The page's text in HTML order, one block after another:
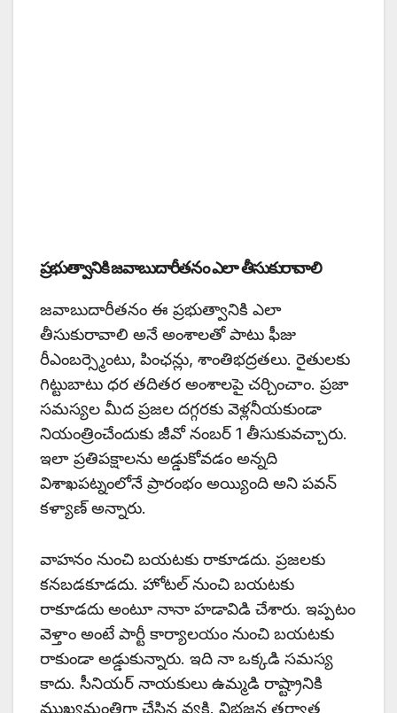
ప్రభుత్వానికి జవాబుదారీతనం ఎలా తీసుకురావాలి
జవాబుదారీతనం ఈ ప్రభుత్వానికి ఎలా
తీసుకురావాలి అనే అంశాలతో పాటు ఫీజు
రీఎంబర్స్మెంటు, పింఛన్లు, శాంతిభద్రతలు. రైతులకు
గిట్టుబాటు ధర తదితర అంశాలపై చర్చించాం. ప్రజా
సమస్యల మీద ప్రజల దగ్గరకు వెళ్లనీయకుండా
నియంత్రించేందుకు జీవో నంబర్ 1 తీసుకువచ్చారు.
ఇలా ప్రతిపక్షాలను అడ్డుకోవడం అన్నది
విశాఖపట్నంలోనే ప్రారంభం అయ్యింది అని పవన్
కళ్యాణ్ అన్నారు.
వాహనం నుంచి బయటకు రాకూడదు. ప్రజలకు
కనబడకూడదు. హోటల్ నుంచి బయటకు
రాకూడదు అంటూ నానా హడావిడి చేశారు. ఇప్పటం
వెళ్తాం అంటే పార్టీ కార్యాలయం నుంచి బయటకు
రాకుండా అడ్డుకున్నారు. ఇది నా ఒక్కడి సమస్య
కాదు. సీనియర్ నాయకులు ఉమ్మడి రాష్ట్రానికి
ముఖ్యమంత్రిగా చేసిన వ్యక్తి. విభజన తర్వాత